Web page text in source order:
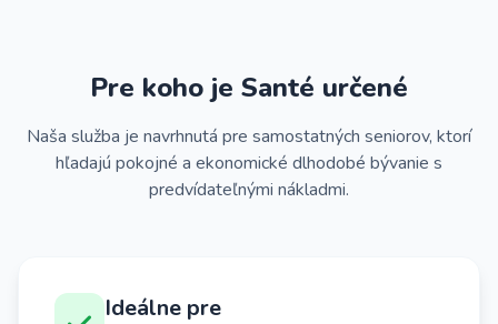
Pre koho je Santé určené
Naša služba je navrhnutá pre samostatných seniorov, ktorí
hľadajú pokojné a ekonomické dlhodobé bývanie s
predvídateľnými nákladmi.
Ideálne pre